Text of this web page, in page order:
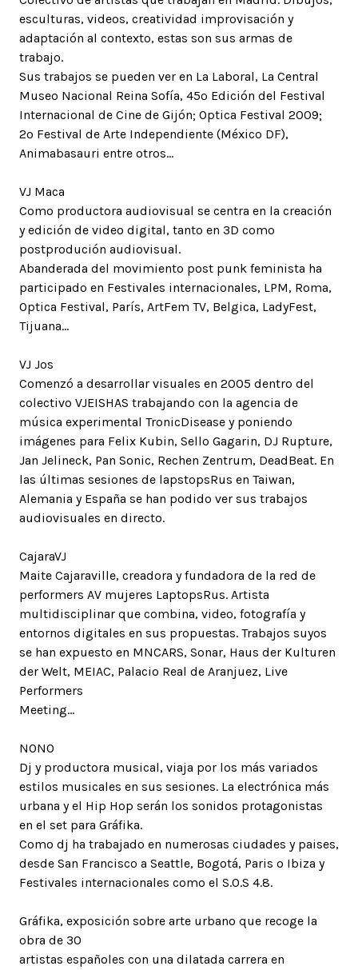
esculturas, videos, creatividad improvisación y
adaptación al contexto, estas son sus armas de
trabajo.
Sus trabajos se pueden ver en La Laboral, La Central
Museo Nacional Reina Sofía, 45º Edición del Festival
Internacional de Cine de Gijón; Optica Festival 2009;
2º Festival de Arte Independiente (México DF),
Animabasauri entre otros…
VJ Maca
Como productora audiovisual se centra en la creación
y edición de video digital, tanto en 3D como
postprodución audiovisual.
Abanderada del movimiento post punk feminista ha
participado en Festivales internacionales, LPM, Roma,
Optica Festival, París, ArtFem TV, Belgica, LadyFest,
Tijuana…
VJ Jos
Comenzó a desarrollar visuales en 2005 dentro del
colectivo VJEISHAS trabajando con la agencia de
música experimental TronicDisease y poniendo
imágenes para Felix Kubin, Sello Gagarin, DJ Rupture,
Jan Jelineck, Pan Sonic, Rechen Zentrum, DeadBeat. En
las últimas sesiones de lapstopsRus en Taiwan,
Alemania y España se han podido ver sus trabajos
audiovisuales en directo.
CajaraVJ
Maite Cajaraville, creadora y fundadora de la red de
performers AV mujeres LaptopsRus. Artista
multidisciplinar que combina, video, fotografía y
entornos digitales en sus propuestas. Trabajos suyos
se han expuesto en MNCARS, Sonar, Haus der Kulturen
der Welt, MEIAC, Palacio Real de Aranjuez, Live
Performers
Meeting…
NONO
Dj y productora musical, viaja por los más variados
estilos musicales en sus sesiones. La electrónica más
urbana y el Hip Hop serán los sonidos protagonistas
en el set para Gráfika.
Como dj ha trabajado en numerosas ciudades y paises,
desde San Francisco a Seattle, Bogotá, Paris o Ibiza y
Festivales internacionales como el S.O.S 4.8.
Gráfika, exposición sobre arte urbano que recoge la
obra de 30
artistas españoles con una dilatada carrera en